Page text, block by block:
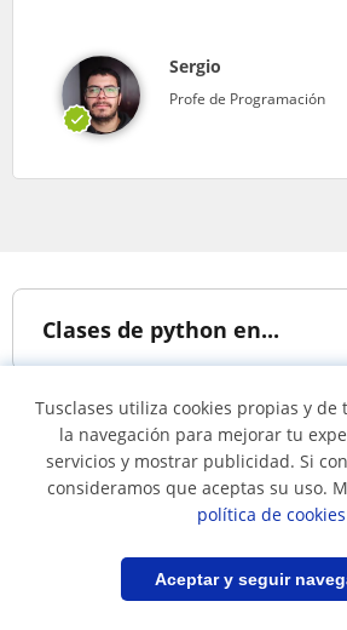
Guardar búsqueda
Sergio
Profe de Programación
Clases de python en...
Clases de python en
Bogotá
Cota
Clases de python en
Clases de python en
Clases
Tusclases utiliza cookies propias y de
la navegación para mejorar tu
servicios y mostrar publicidad. Si
consideramos que aceptas su uso.
política de cookies
Aceptar y seguir